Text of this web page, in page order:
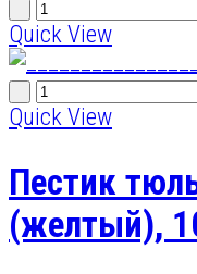
Quick View
Quick View
Пестик
(желтый),